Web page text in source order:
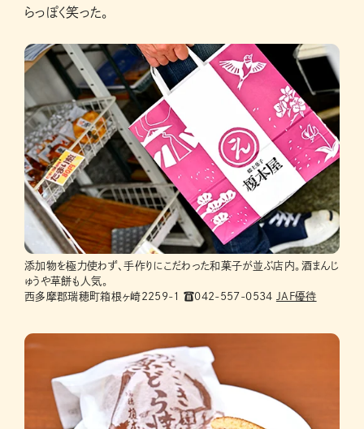
らっぽく笑った。
添加物を極力使わず、手作りにこだわった和菓子が並ぶ店内。酒まんじ
ゅうや草餅も人気。
西多摩郡瑞穂町箱根ヶ崎2259-1 ☎042-557-0534
JAF優待